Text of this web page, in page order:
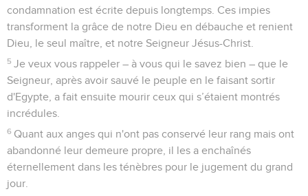
condamnation est écrite depuis longtemps. Ces impies
transforment la grâce de notre Dieu en débauche et renient
Dieu, le seul maître, et notre Seigneur Jésus-Christ.
5 Je veux vous rappeler – à vous qui le savez bien – que le
Seigneur, après avoir sauvé le peuple en le faisant sortir
d'Egypte, a fait ensuite mourir ceux qui s’étaient montrés
incrédules.
6 Quant aux anges qui n'ont pas conservé leur rang mais ont
abandonné leur demeure propre, il les a enchaînés
éternellement dans les ténèbres pour le jugement du grand
jour.